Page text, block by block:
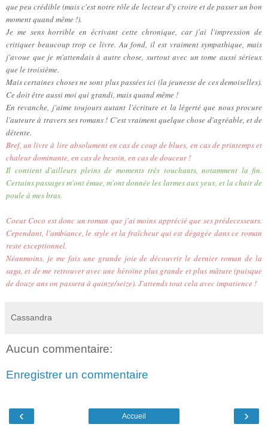
que peu crédible (mais c'est notre rôle de lecteur d'y croire et de passer un bon
moment quand même !).
Je me sens horrible en écrivant cette chronique, car j'ai l'impression de
critiquer beaucoup trop ce livre. Au fond, il est vraiment sympathique, mais
j'avoue que je m'attendais à autre chose, surtout avec un tome aussi sérieux
que le troisième.
Mais certaines choses ne sont plus passées ici (la jeunesse de ces demoiselles).
Ce doit être aussi moi qui grandi, mais quand même !
En revanche, j'aime toujours autant l'écriture et la légerté que nous procure
l'auteure à travers ses romans ! C'est vraiment quelque chose d'agréable, et de
détente.
Bref, un livre à lire absolument en cas de coup de blues, en cas de printemps et
chaleur dominante, en cas de besoin, en cas de douceur !
Il contient d'ailleurs pleins de moments très touchants, notamment la fin.
Certains passages m'ont émue, m'ont donnée les larmes aux yeux, et la chair de
poule à mes bras.
Coeur Coco est donc un roman que j'ai moins apprécié que ses prédecesseurs.
Cependant, l'ambiance, le style et la fraîcheur qui est dégagée dans ce roman
reste exceptionnel.
Néanmoins, je me fais une grande joie de découvrir le dernier roman de la
saga, et de me retrouver avec une héroïne plus grande et plus mâture (puisque
de douze ans on passera à quinze/seize). J'attends tout cela avec impatience !
Cassandra
Aucun commentaire:
Enregistrer un commentaire
‹ ›
Accueil